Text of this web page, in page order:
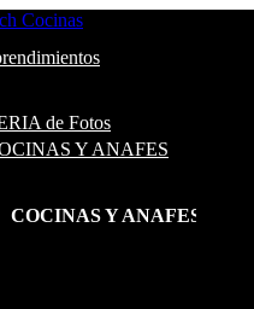
de Fotos
Y ANAFES
COCINAS Y ANAFES